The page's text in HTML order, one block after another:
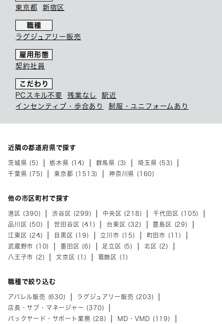
東京都
新宿区
職種
ラグジュアリー販売
雇用形態
契約社員
こだわり
PCスキル不要
残業なし
駅近
インセンティブ・歩合あり
制服・ユニフォームあり
近隣の都道府県で探す
茨城県 (5) 栃木県 (14) 群馬県 (3)
埼玉県 (53)
千葉県 (75)
東京都 (1513) 神奈川県 (160)
他の市区町村で探す
港区 (390) 渋谷区 (299) 中央区 (218)
千代田区 (105)
品川区 (50)
世田谷区 (41) 台東区 (32)
豊島区 (29)
江東区 (24)
目黒区 (19) 立川市 (15)
町田市 (11)
武蔵野市 (10)
墨田区 (6) 足立区 (5)
北区 (2)
八王子市 (2)
文京区 (1) 葛飾区 (1)
職種で絞り込む
アパレル販売 (630)
ラグジュアリー販売 (203)
店長・サブ・マネージャー (370)
バックヤード・サポート業務 (28)
MD・VMD (119)